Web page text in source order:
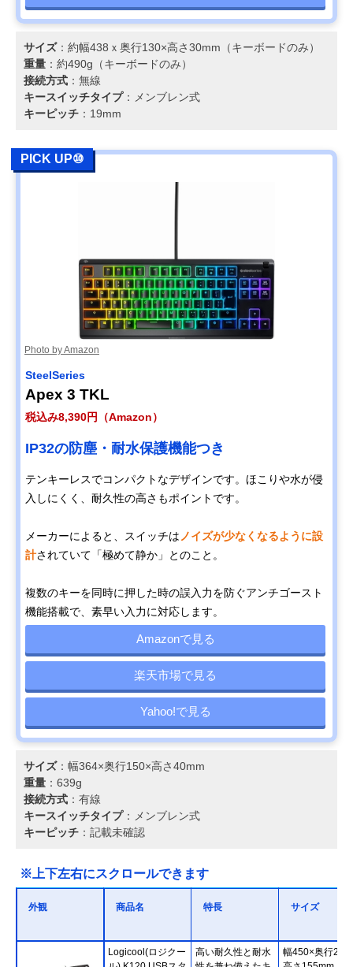
サイズ：約幅438ｘ奥行130×高さ30mm（キーボードのみ）
重量 ：約490g（キーボードのみ）
接続方式 ：無線
キースイッチタイプ：メンブレン式
キーピッチ ：19mm
PICK UP⑩
Photo by Amazon
SteelSeries
Apex 3 TKL
税込み8,390円（Amazon）
IP32の防塵・耐水保護機能つき
テンキーレスでコンパクトなデザインです。ほこりや水が侵
入しにくく、耐久性の高さもポイントです。
メーカーによると、スイッチは ノイズが少なくなるように設
計されていて「極めて静か」とのこと。
複数のキーを同時に押した時の誤入力を防ぐアンチゴースト
機能搭載で、素早い入力に対応します。
Amazonで見る
楽天市場で見る
Yahoo!で見る
サイズ：幅364×奥行150×高さ40mm
重量 ：639g
接続方式 ：有線
キースイッチタイプ：メンブレン式
キーピッチ ：記載未確認
※上下左右にスクロールできます
外観 商品名 特長 サイズ
Logicool(ロジクー
高い耐久性と耐水
幅450×奥行